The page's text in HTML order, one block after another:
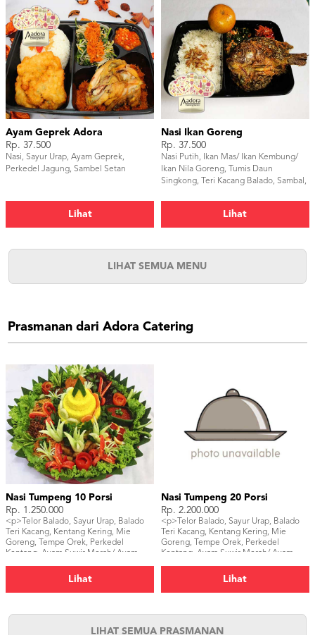
Ayam Geprek Adora
Rp. 37.500
Nasi, Sayur Urap, Ayam Geprek,
Perkedel Jagung, Sambel Setan
Lihat
Nasi Ikan Goreng
Rp. 37.500
Nasi Putih, Ikan Mas/ Ikan Kembung/
Ikan Nila Goreng, Tumis Daun
Singkong, Teri Kacang Balado, Sambal,
Lihat
LIHAT SEMUA MENU
Prasmanan dari Adora Catering
Nasi Tumpeng 10 Porsi
Rp. 1.250.000
<p>Telor Balado, Sayur Urap, Balado
Teri Kacang, Kentang Kering, Mie
Goreng, Tempe Orek, Perkedel
Kentang, Ayam Suwir Merah/ Ayam
Lihat
Nasi Tumpeng 20 Porsi
Rp. 2.200.000
<p>Telor Balado, Sayur Urap, Balado
Teri Kacang, Kentang Kering, Mie
Goreng, Tempe Orek, Perkedel
Kentang, Ayam Suwir Merah/ Ayam
Asin, Tahu Bacem, Kerupuk</p>
Lihat
LIHAT SEMUA PRASMANAN